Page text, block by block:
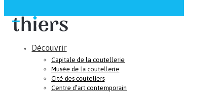
Découvrir
Capitale de la coutellerie
Musée de la coutellerie
Cité des couteliers
Centre d’art contemporain